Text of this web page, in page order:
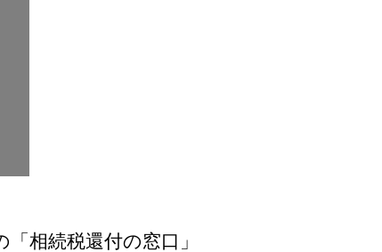
「相続税還付の窓口」